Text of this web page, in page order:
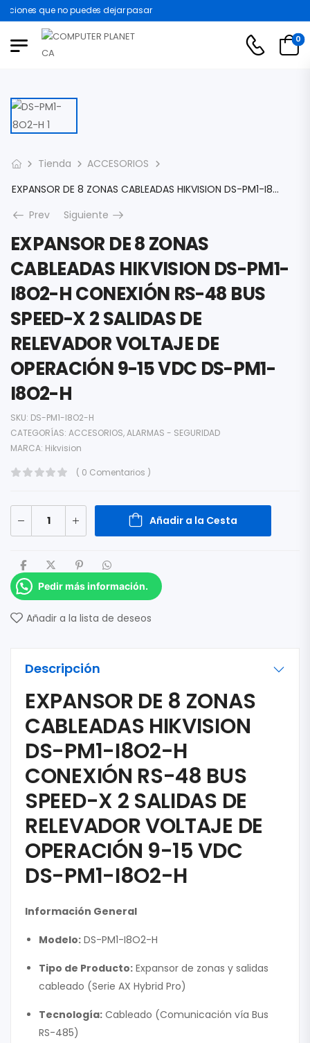
que no puedes dejar pasar
0
Tienda
ACCESORIOS
EXPANSOR DE 8 ZONAS CABLEADAS HIKVISION DS-PM1-I8O2-H CONEXIÓN RS-48 BUS SPEED-X 2 SALIDAS DE RELEVADOR VOLTAJE DE OPERACIÓN 9-15 VDC DS-PM1-I8O2-H
Prev
Siguiente
EXPANSOR DE 8 ZONAS
CABLEADAS HIKVISION DS-PM1-
I8O2-H CONEXIÓN RS-48 BUS
SPEED-X 2 SALIDAS DE
RELEVADOR VOLTAJE DE
OPERACIÓN 9-15 VDC DS-PM1-
I8O2-H
SKU: DS-PM1-I8O2-H
CATEGORÍAS: ACCESORIOS,ALARMAS - SEGURIDAD
MARCA: Hikvision
( 0 Comentarios )
Añadir a la Cesta
Pedir más información.
Añadir a la lista de deseos
Descripción
EXPANSOR DE 8 ZONAS
CABLEADAS HIKVISION
DS-PM1-I8O2-H
CONEXIÓN RS-48 BUS
SPEED-X 2 SALIDAS DE
RELEVADOR VOLTAJE DE
OPERACIÓN 9-15 VDC
DS-PM1-I8O2-H
Información General
Modelo: DS-PM1-I8O2-H
Tipo de Producto: Expansor de zonas y salidas
cableado (Serie AX Hybrid Pro)
Tecnología: Cableado (Comunicación vía Bus
RS-485)